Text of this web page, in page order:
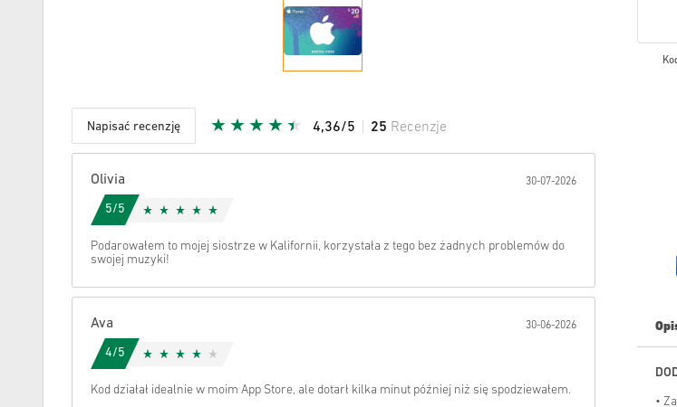
Napisać recenzję 4,36/5 25 Recenzje
Anuluj
Olivia 30-07-2026
5/5
Podarowałem to mojej siostrze w Kalifornii, korzystała z tego bez żadnych problemów do
swojej muzyki!
Ava 30-06-2026
4/5
Kod działał idealnie w moim App Store, ale dotarł kilka minut później niż się spodziewałem.
•